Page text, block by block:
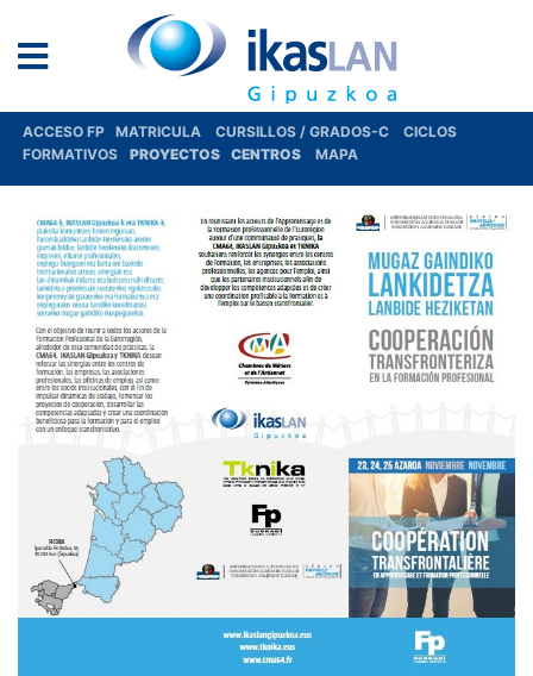
ACCESO FP MATRICULA CURSILLOS / GRADOS-C
CICLOS
FORMATIVOS
PROYECTOS CENTROS MAPA